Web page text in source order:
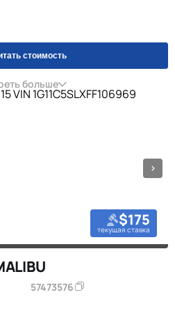
стоимость
больше
$175
текущая ставка
57473576